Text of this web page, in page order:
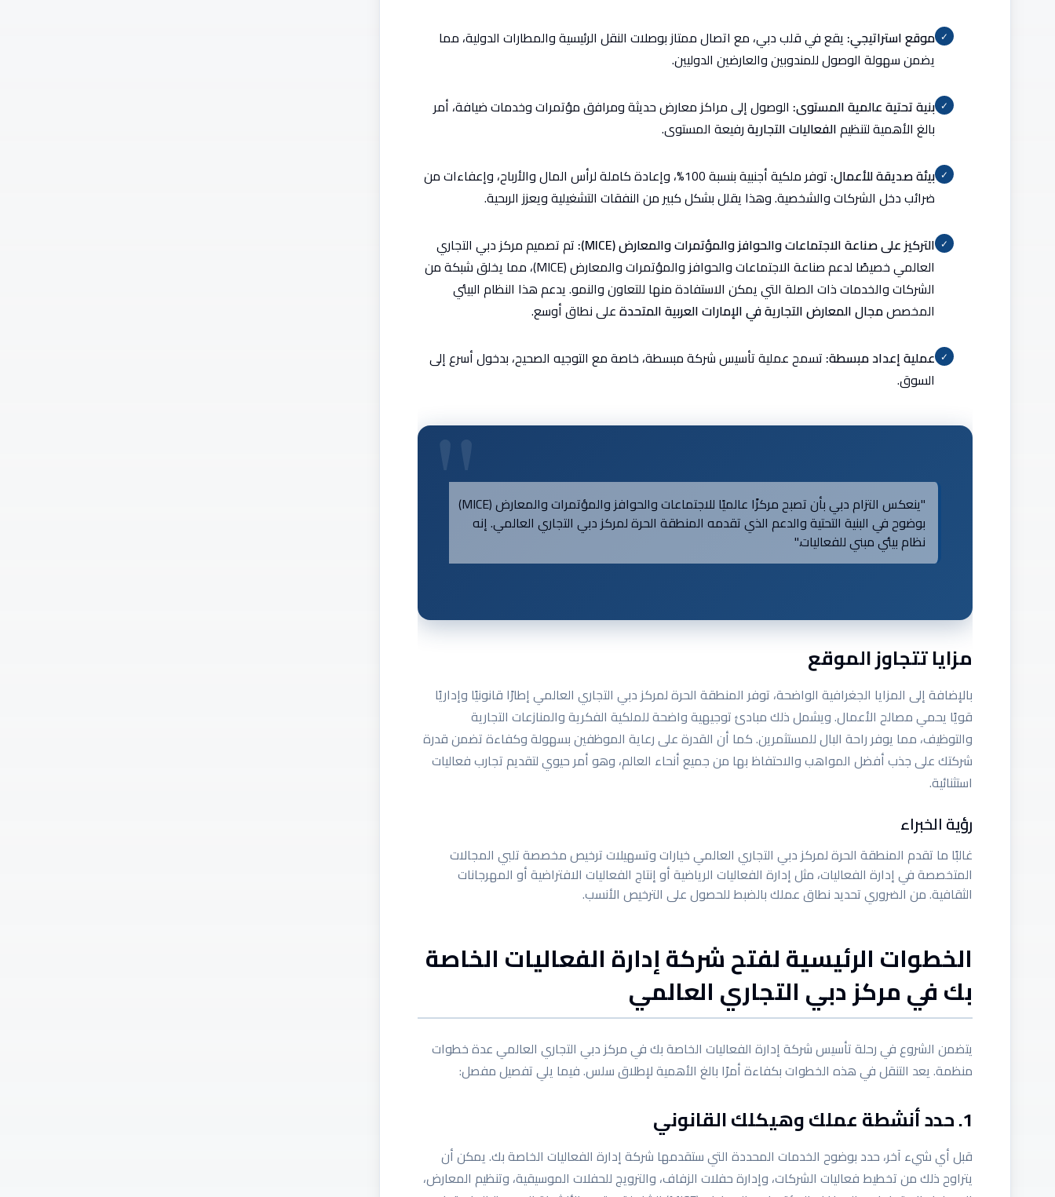
✓ موقع استراتيجي: يقع في قلب دبي، مع اتصال ممتاز بوصلات النقل الرئيسية والمطارات الدولية، مما
يضمن سهولة الوصول للمندوبين والعارضين الدوليين.
✓ بنية تحتية عالمية المستوى: الوصول إلى مراكز معارض حديثة ومرافق مؤتمرات وخدمات ضيافة، أمر
بالغ الأهمية لتنظيمالفعاليات التجاريةرفيعة المستوى.
✓ بيئة صديقة للأعمال:
توفر ملكية أجنبية بنسبة 100%، وإعادة كاملة لرأس المال والأرباح، وإعفاءات من
ضرائب دخل الشركات والشخصية. وهذا يقلل بشكل كبير من النفقات التشغيلية ويعزز الربحية.
✓ التركيز على صناعة الاجتماعات والحوافز والمؤتمرات والمعارض (MICE):
تم تصميم مركز دبي التجاري
العالمي خصيصًا لدعم صناعة الاجتماعات والحوافز والمؤتمرات والمعارض (MICE)، مما يخلق شبكة من
الشركات والخدمات ذات الصلة التي يمكن الاستفادة منها للتعاون والنمو. يدعم هذا النظام البيئي
المخصصمجال المعارض التجارية في الإمارات العربية المتحدةعلى نطاق أوسع.
✓ عملية إعداد مبسطة: تسمح عملية تأسيس شركة مبسطة، خاصة مع التوجيه الصحيح، بدخول أسرع إلى
السوق.
"ينعكس التزام دبي بأن تصبح مركزًا عالميًا للاجتماعات والحوافز والمؤتمرات والمعارض (MICE)
بوضوح في البنية التحتية والدعم الذي تقدمه المنطقة الحرة لمركز دبي التجاري العالمي. إنه
نظام بيئي مبني للفعاليات."
مزايا تتجاوز الموقع
بالإضافة إلى المزايا الجغرافية الواضحة، توفر المنطقة الحرة لمركز دبي التجاري العالمي إطارًا قانونيًا وإداريًا
قويًا يحمي مصالح الأعمال. ويشمل ذلك مبادئ توجيهية واضحة للملكية الفكرية والمنازعات التجارية
والتوظيف، مما يوفر راحة البال للمستثمرين. كما أن القدرة على رعاية الموظفين بسهولة وكفاءة تضمن قدرة
شركتك على جذب أفضل المواهب والاحتفاظ بها من جميع أنحاء العالم، وهو أمر حيوي لتقديم تجارب فعاليات
استثنائية.
رؤية الخبراء
غالبًا ما تقدم المنطقة الحرة لمركز دبي التجاري العالمي خيارات وتسهيلات ترخيص مخصصة تلبي المجالات
المتخصصة في إدارة الفعاليات، مثل إدارة الفعاليات الرياضية أو إنتاج الفعاليات الافتراضية أو المهرجانات
الثقافية. من الضروري تحديد نطاق عملك بالضبط للحصول على الترخيص الأنسب.
الخطوات الرئيسية لفتح شركة إدارة الفعاليات الخاصة
بك في مركز دبي التجاري العالمي
يتضمن الشروع في رحلة تأسيس شركة إدارة الفعاليات الخاصة بك في مركز دبي التجاري العالمي عدة خطوات
منظمة. يعد التنقل في هذه الخطوات بكفاءة أمرًا بالغ الأهمية لإطلاق سلس. فيما يلي تفصيل مفصل:
1. حدد أنشطة عملك وهيكلك القانوني
قبل أي شيء آخر، حدد بوضوح الخدمات المحددة التي ستقدمها شركة إدارة الفعاليات الخاصة بك. يمكن أن
يتراوح ذلك من تخطيط فعاليات الشركات، وإدارة حفلات الزفاف، والترويج للحفلات الموسيقية، وتنظيم المعارض،